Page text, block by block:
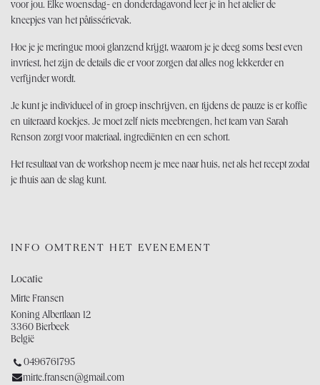
voor jou. Elke woensdag- en donderdagavond leer je in het atelier de
kneepjes van het pâtissérievak.
Hoe je je meringue mooi glanzend krijgt, waarom je je deeg soms best even
invriest, het zijn de details die er voor zorgen dat alles nog lekkerder en
verfijnder wordt.
Je kunt je individueel of in groep inschrijven, en tijdens de pauze is er koffie
en uiteraard koekjes. Je moet zelf niets meebrengen, het team van Sarah
Renson zorgt voor materiaal, ingrediënten en een schort.
Het resultaat van de workshop neem je mee naar huis, net als het recept zodat
je thuis aan de slag kunt.
INFO OMTRENT HET EVENEMENT
Locatie
Mirte Fransen
Koning Albertlaan 12
3360 Bierbeek
België
0496761795
mirte.fransen@gmail.com